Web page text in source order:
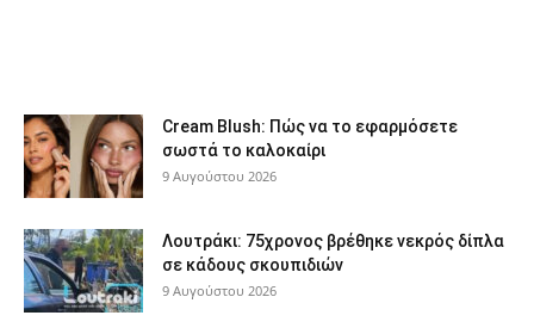
Cream Blush: Πώς να το εφαρμόσετε
σωστά το καλοκαίρι
9 Αυγούστου 2026
Λουτράκι: 75χρονος βρέθηκε νεκρός δίπλα
σε κάδους σκουπιδιών
9 Αυγούστου 2026